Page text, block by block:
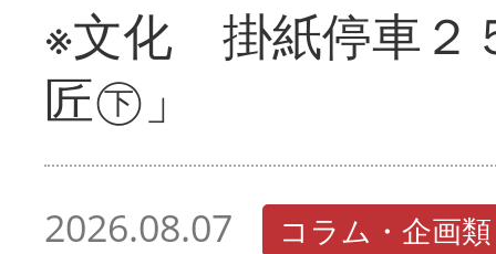
※文化 掛紙停車２
匠㊦」
2026.08.07 コラム・企画類